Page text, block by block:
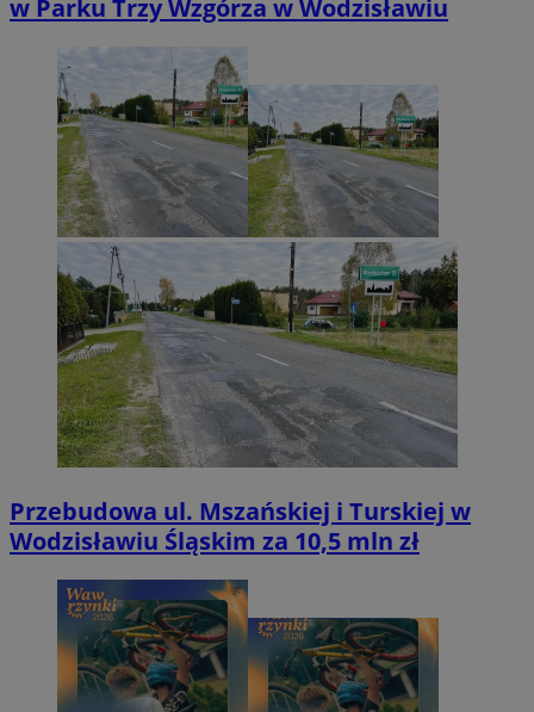
w Parku Trzy Wzgórza w Wodzisławiu
Przebudowa ul. Mszańskiej i Turskiej w
Wodzisławiu Śląskim za 10,5 mln zł